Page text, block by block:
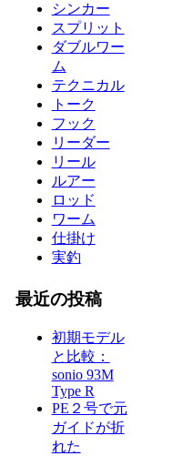
シンカー
スプリット
ダブルワー
ム
テクニカル
トーク
フック
リーダー
リール
ルアー
ロッド
ワーム
仕掛け
実釣
最近の投稿
初期モデル
と比較：
sonio 93M
Type R
PE２号で元
ガイドが折
れた